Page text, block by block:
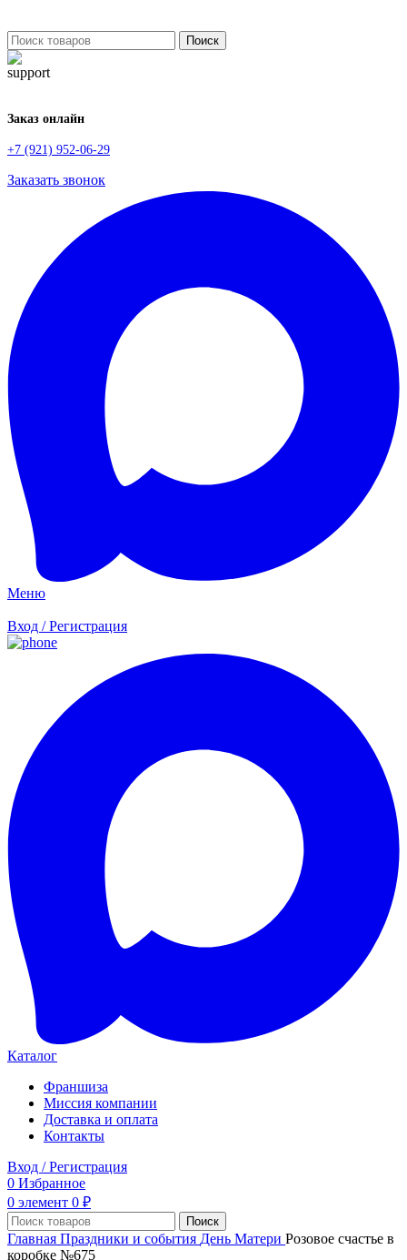
Поиск
Заказ онлайн
+7 (921) 952-06-29
Заказать звонок
Меню
Вход / Регистрация
Каталог
Франшиза
Миссия компании
Доставка и оплата
Контакты
Вход / Регистрация
0 Избранное
0 элемент 0 ₽
Поиск
Главная Праздники и события День Матери Розовое счастье в
коробке №675